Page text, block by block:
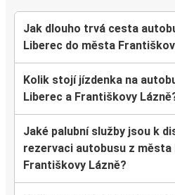
Jak dlouho trvá cesta
Liberec do města
Kolik stojí jízdenka na
Liberec a Františkovy
Jaké palubní služby jsou k
rezervaci autobusu z
Františkovy Lázně?